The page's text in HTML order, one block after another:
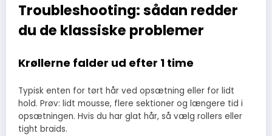
Troubleshooting: sådan redder
du de klassiske problemer
Krøllerne falder ud efter 1 time
Typisk enten for tørt hår ved opsætning eller for lidt
hold. Prøv: lidt mousse, flere sektioner og længere tid i
opsætningen. Hvis du har glat hår, så vælg rollers eller
tight braids.